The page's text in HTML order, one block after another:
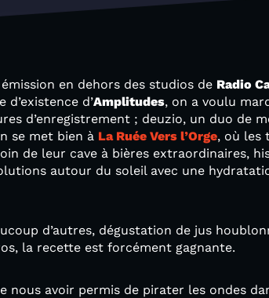
en dehors des studios de Radio
d’Amplitudes, on a voulu
d’enregistrement ; deuzio, un duo de
se met bien à La Ruée Vers l’Orge, où les
de leur cave à bières extraordinaires,
autour du soleil avec une
d’autres, dégustation de jus
la recette est forcément gagnante.
nous avoir permis de pirater les ondes